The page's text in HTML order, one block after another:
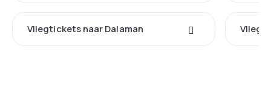
Vliegtickets naar Dalaman